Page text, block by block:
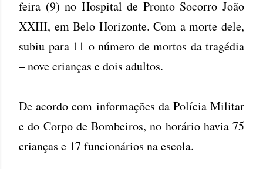
feira (9) no Hospital de Pronto Socorro João
XXIII, em Belo Horizonte. Com a morte dele,
subiu para 11 o número de mortos da tragédia
– nove crianças e dois adultos.
De acordo com informações da Polícia Militar
e do Corpo de Bombeiros, no horário havia 75
crianças e 17 funcionários na escola.